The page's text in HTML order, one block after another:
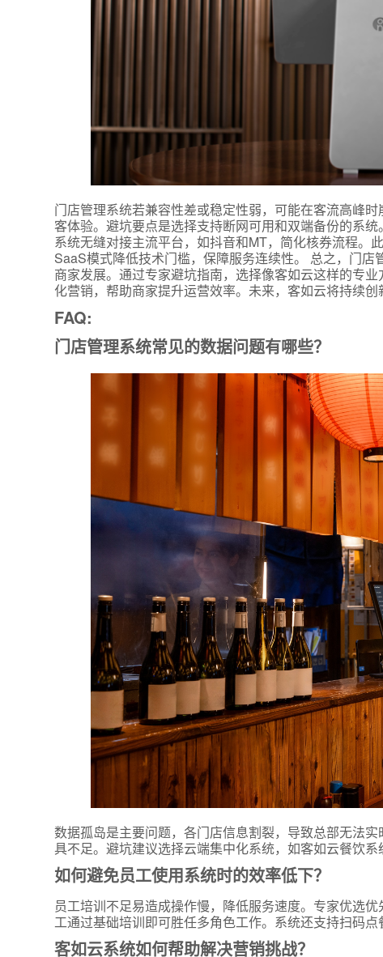
门店管理系统若兼容性差或稳定性弱，可能在客流高峰
客体验。避坑要点是选择支持断网可用和双端备份的系
系统无缝对接主流平台，如抖音和MT，简化核券流程。
SaaS模式降低技术门槛，保障服务连续性。 总之，门
商家发展。通过专家避坑指南，选择像客如云这样的专
化营销，帮助商家提升运营效率。未来，客如云将持续
FAQ:
门店管理系统常见的数据问题有哪些？
数据孤岛是主要问题，各门店信息割裂，导致总部无法
具不足。避坑建议选择云端集中化系统，如客如云餐饮
如何避免员工使用系统时的效率低下？
员工培训不足易造成操作慢，降低服务速度。专家优选
工通过基础培训即可胜任多角色工作。系统还支持扫码
客如云系统如何帮助解决营销挑战？